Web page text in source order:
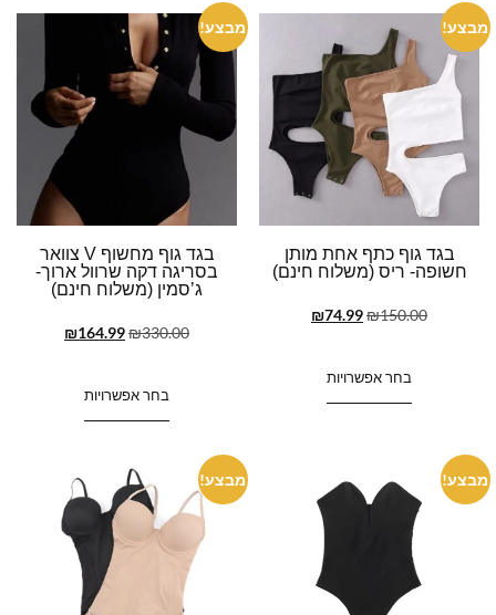
מבצע!
בגד גוף כתף אחת מותן
חשופה- ריס (משלוח חינם)
₪150.00
₪74.99
בחר אפשרויות
מבצע!
בגד גוף מחשוף V צוואר
בסריגה דקה שרוול ארוך-
ג’סמין (משלוח חינם)
₪330.00
₪164.99
בחר אפשרויות
מבצע! מבצע!